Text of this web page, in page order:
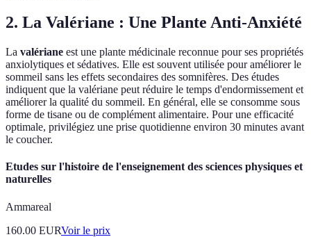
2. La Valériane : Une Plante Anti-Anxiété
La valériane est une plante médicinale reconnue pour ses propriétés
anxiolytiques et sédatives. Elle est souvent utilisée pour améliorer le
sommeil sans les effets secondaires des somnifères. Des études
indiquent que la valériane peut réduire le temps d'endormissement et
améliorer la qualité du sommeil. En général, elle se consomme sous
forme de tisane ou de complément alimentaire. Pour une efficacité
optimale, privilégiez une prise quotidienne environ 30 minutes avant
le coucher.
Etudes sur l'histoire de l'enseignement des sciences physiques et
naturelles
Ammareal
160.00 EURVoir le prix